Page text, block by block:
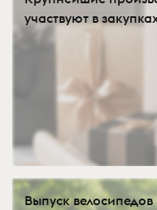
участвуют в
Выпуск велосипедов